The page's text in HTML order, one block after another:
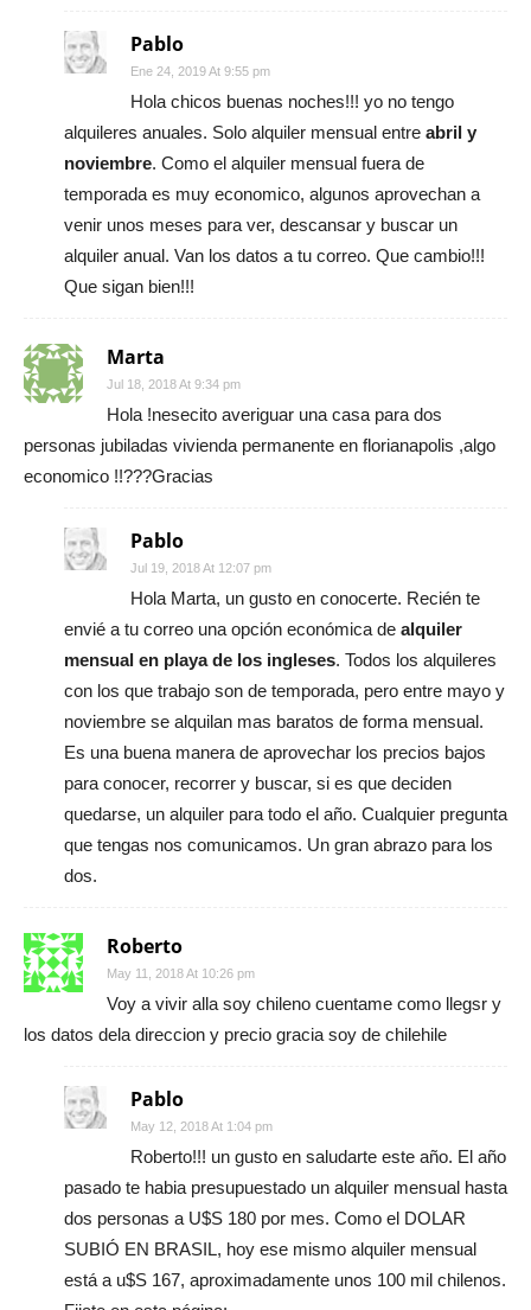
Pablo
Ene 24, 2019 At 9:55 pm
Hola chicos buenas noches!!! yo no tengo
alquileres anuales. Solo alquiler mensual entre abril y
noviembre. Como el alquiler mensual fuera de
temporada es muy economico, algunos aprovechan a
venir unos meses para ver, descansar y buscar un
alquiler anual. Van los datos a tu correo. Que cambio!!!
Que sigan bien!!!
Marta
Jul 18, 2018 At 9:34 pm
Hola !nesecito averiguar una casa para dos
personas jubiladas vivienda permanente en florianapolis ,algo
economico !!???Gracias
Pablo
Jul 19, 2018 At 12:07 pm
Hola Marta, un gusto en conocerte. Recién te
envié a tu correo una opción económica de alquiler
mensual en playa de los ingleses. Todos los alquileres
con los que trabajo son de temporada, pero entre mayo y
noviembre se alquilan mas baratos de forma mensual.
Es una buena manera de aprovechar los precios bajos
para conocer, recorrer y buscar, si es que deciden
quedarse, un alquiler para todo el año. Cualquier pregunta
que tengas nos comunicamos. Un gran abrazo para los
dos.
Roberto
May 11, 2018 At 10:26 pm
Voy a vivir alla soy chileno cuentame como llegsr y
los datos dela direccion y precio gracia soy de chilehile
Pablo
May 12, 2018 At 1:04 pm
Roberto!!! un gusto en saludarte este año. El año
pasado te habia presupuestado un alquiler mensual hasta
dos personas a U$S 180 por mes. Como el DOLAR
SUBIÓ EN BRASIL, hoy ese mismo alquiler mensual
está a u$S 167, aproximadamente unos 100 mil chilenos.